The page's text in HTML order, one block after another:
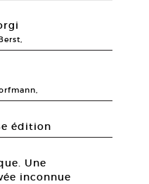
édition
Une
inconnue